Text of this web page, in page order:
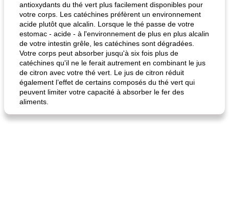
fiesta tostadas le méga's jopp joes
antioxydants du thé vert plus facilement disponibles pour
votre corps. Les catéchines préfèrent un environnement
acide plutôt que alcalin. Lorsque le thé passe de votre
estomac - acide - à l'environnement de plus en plus alcalin
de votre intestin grêle, les catéchines sont dégradées.
Votre corps peut absorber jusqu'à six fois plus de
catéchines qu'il ne le ferait autrement en combinant le jus
de citron avec votre thé vert. Le jus de citron réduit
également l’effet de certains composés du thé vert qui
peuvent limiter votre capacité à absorber le fer des
aliments.